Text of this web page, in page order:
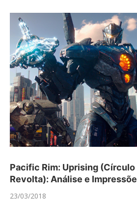
Pacific Rim: Uprising (Círculo
Revolta): Análise e
23/03/2018